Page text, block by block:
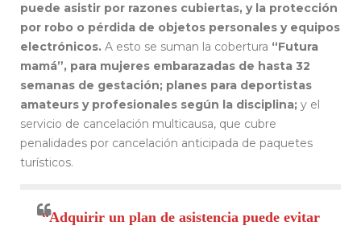
puede asistir por razones cubiertas, y la protección
por robo o pérdida de objetos personales y equipos
electrónicos. A esto se suman la cobertura “Futura
mamá”, para mujeres embarazadas de hasta 32
semanas de gestación; planes para deportistas
amateurs y profesionales según la disciplina; y el
servicio de cancelación multicausa, que cubre
penalidades por cancelación anticipada de paquetes
turísticos.
“Adquirir un plan de asistencia puede evitar